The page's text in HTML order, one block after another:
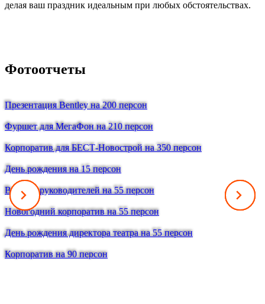
делая ваш праздник идеальным при любых обстоятельствах.
Фотоотчеты
Презентация Bentley на 200 персон
Фуршет для МегаФон на 210 персон
Корпоратив для БЕСТ-Новострой на 350 персон
День рождения на 15 персон
Встреча руководителей на 55 персон
Новогодний корпоратив на 55 персон
День рождения директора театра на 55 персон
Корпоратив на 90 персон